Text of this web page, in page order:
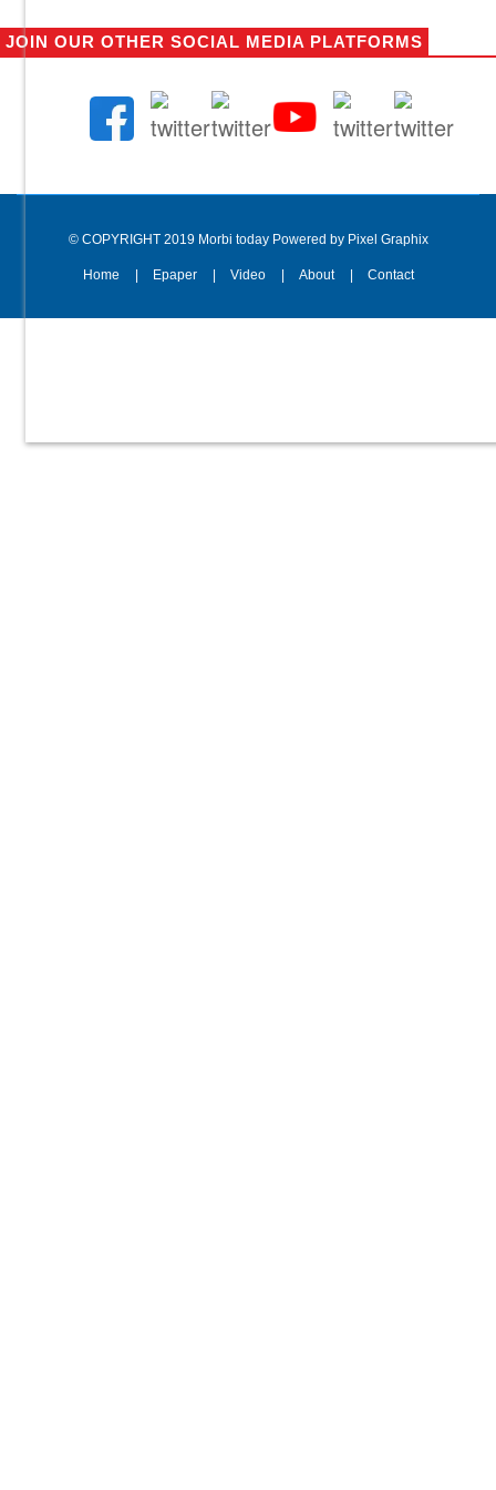
JOIN OUR OTHER SOCIAL MEDIA PLATFORMS
© COPYRIGHT 2019 Morbi today Powered by Pixel Graphix
Home Epaper Video About Contact